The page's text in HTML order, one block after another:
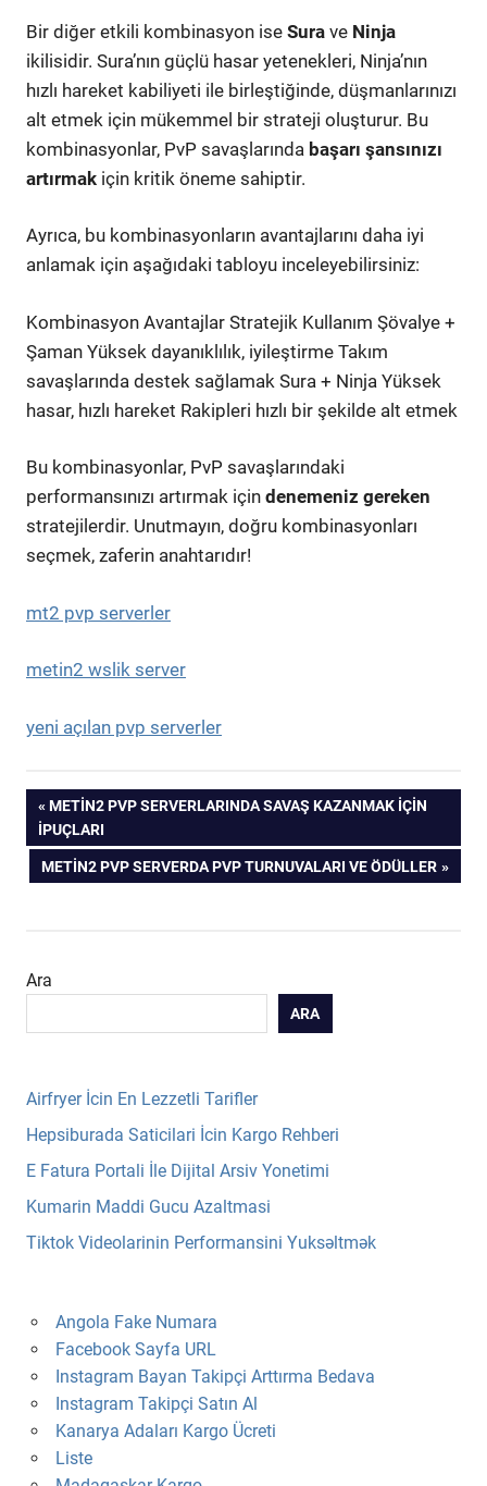
Bir diğer etkili kombinasyon ise Sura ve Ninja
ikilisidir. Sura’nın güçlü hasar yetenekleri, Ninja’nın
hızlı hareket kabiliyeti ile birleştiğinde, düşmanlarınızı
alt etmek için mükemmel bir strateji oluşturur. Bu
kombinasyonlar, PvP savaşlarında başarı şansınızı
artırmak için kritik öneme sahiptir.
Ayrıca, bu kombinasyonların avantajlarını daha iyi
anlamak için aşağıdaki tabloyu inceleyebilirsiniz:
Kombinasyon Avantajlar Stratejik Kullanım Şövalye +
Şaman Yüksek dayanıklılık, iyileştirme Takım
savaşlarında destek sağlamak Sura + Ninja Yüksek
hasar, hızlı hareket Rakipleri hızlı bir şekilde alt etmek
Bu kombinasyonlar, PvP savaşlarındaki
performansınızı artırmak için denemeniz gereken
stratejilerdir. Unutmayın, doğru kombinasyonları
seçmek, zaferin anahtarıdır!
mt2 pvp serverler
metin2 wslik server
yeni açılan pvp serverler
Yazı
gezinmesi
PREVIOUS
POST:
METIN2 PVP SERVERLARINDA SAVAŞ KAZANMAK İÇIN
İPUÇLARI
NEXT
POST:
METIN2 PVP SERVERDA PVP TURNUVALARI VE ÖDÜLLER
Ara
ARA
Airfryer İcin En Lezzetli Tarifler
Hepsiburada Saticilari İcin Kargo Rehberi
E Fatura Portali İle Dijital Arsiv Yonetimi
Kumarin Maddi Gucu Azaltmasi
Tiktok Videolarinin Performansini Yuksəltmək
Angola Fake Numara
Facebook Sayfa URL
Instagram Bayan Takipçi Arttırma Bedava
Instagram Takipçi Satın Al
Kanarya Adaları Kargo Ücreti
Liste